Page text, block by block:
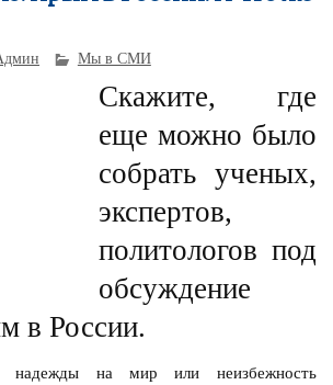
Мы в СМИ
Скажите, где
еще можно было
собрать ученых,
экспертов,
политологов под
обсуждение
в России.
надежды на мир или неизбежность